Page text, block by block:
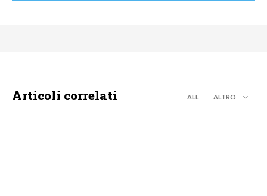
Articoli correlati ALL ALTRO